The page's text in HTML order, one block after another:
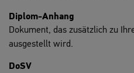
Diplom-Anhang
Dokument, das zusätzlich zu
ausgestellt wird.
DoSV